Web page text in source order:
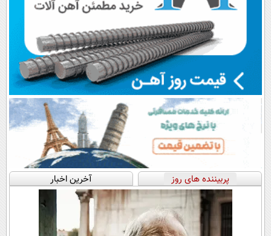
پربیننده های روز آخرین اخبار